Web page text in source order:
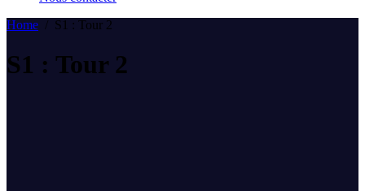
Home / S1 : Tour 2
S1 : Tour 2